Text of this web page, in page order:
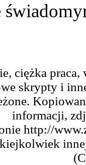
ciężka
skrypty i
informacji,
http://